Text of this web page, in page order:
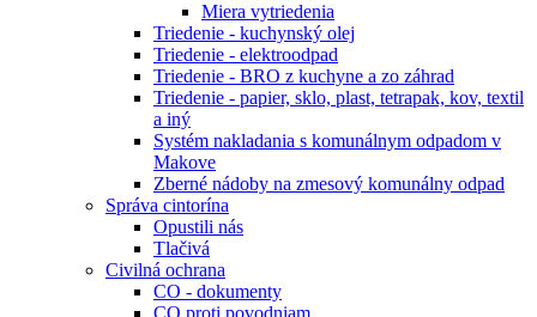
Miera vytriedenia
Triedenie - kuchynský olej
Triedenie - elektroodpad
Triedenie - BRO z kuchyne a zo záhrad
Triedenie - papier, sklo, plast, tetrapak, kov, textil
a iný
Systém nakladania s komunálnym odpadom v
Makove
Zberné nádoby na zmesový komunálny odpad
Správa cintorína
Opustili nás
Tlačivá
Civilná ochrana
CO - dokumenty
CO proti povodniam